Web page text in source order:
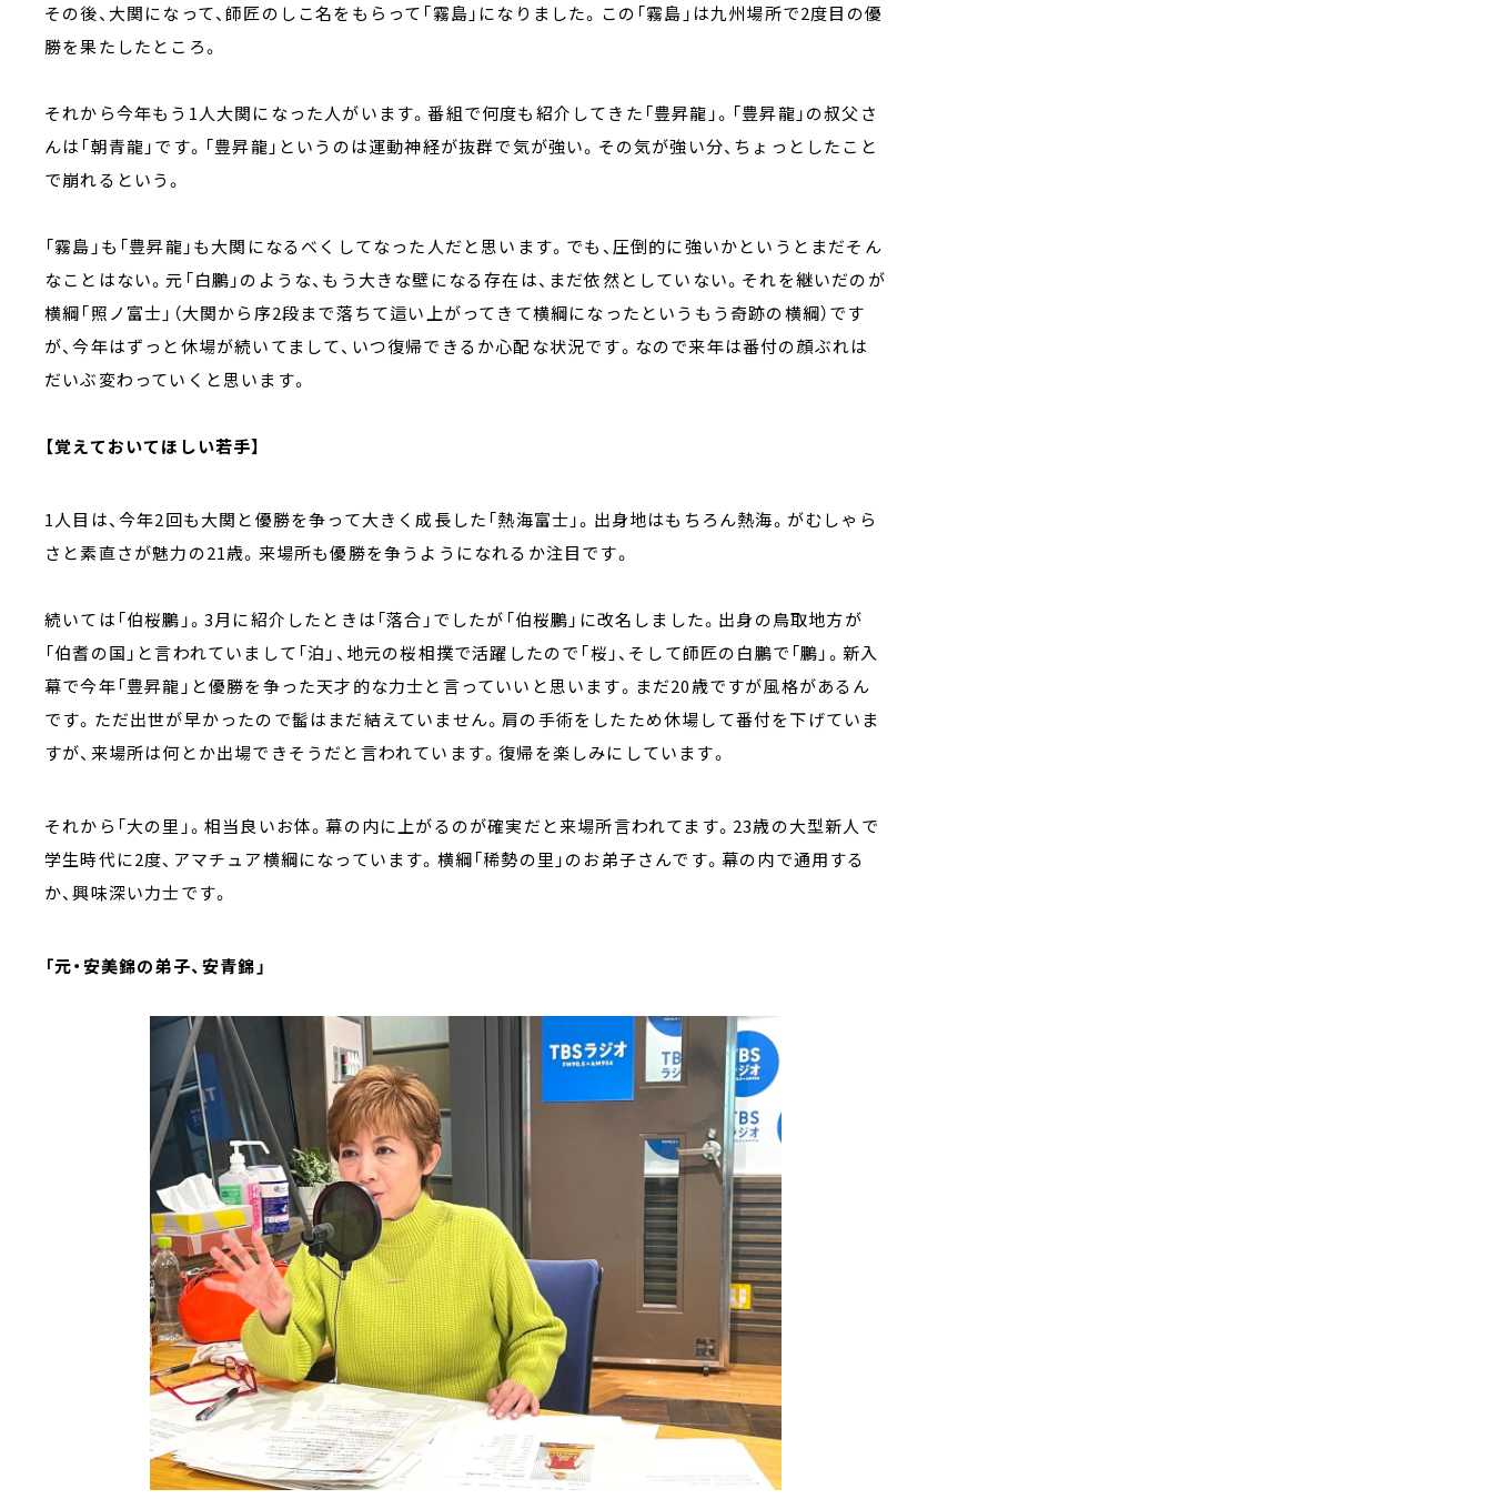
その後、大関になって、師匠のしこ名をもらって「霧島」になりました。この「霧島」は九州場所で2度目の優
勝を果たしたところ。
それから今年もう1人大関になった人がいます。番組で何度も紹介してきた「豊昇龍」。「豊昇龍」の叔父さ
んは「朝青龍」です。「豊昇龍」というのは運動神経が抜群で気が強い。その気が強い分、ちょっとしたこと
で崩れるという。
「霧島」も「豊昇龍」も大関になるべくしてなった人だと思います。でも、圧倒的に強いかというとまだそん
なことはない。元「白鵬」のような、もう大きな壁になる存在は、まだ依然としていない。それを継いだのが
横綱「照ノ富士」（大関から序2段まで落ちて這い上がってきて横綱になったというもう奇跡の横綱）です
が、今年はずっと休場が続いてまして、いつ復帰できるか心配な状況です。なので来年は番付の顔ぶれは
だいぶ変わっていくと思います。
【覚えておいてほしい若手】
1人目は、今年2回も大関と優勝を争って大きく成長した「熱海富士」。出身地はもちろん熱海。がむしゃら
さと素直さが魅力の21歳。来場所も優勝を争うようになれるか注目です。
続いては「伯桜鵬」。3月に紹介したときは「落合」でしたが「伯桜鵬」に改名しました。出身の鳥取地方が
「伯耆の国」と言われていまして「泊」、地元の桜相撲で活躍したので「桜」、そして師匠の白鵬で「鵬」。新入
幕で今年「豊昇龍」と優勝を争った天才的な力士と言っていいと思います。まだ20歳ですが風格があるん
です。ただ出世が早かったので髷はまだ結えていません。肩の手術をしたため休場して番付を下げていま
すが、来場所は何とか出場できそうだと言われています。復帰を楽しみにしています。
それから「大の里」。相当良いお体。幕の内に上がるのが確実だと来場所言われてます。23歳の大型新人で
学生時代に2度、アマチュア横綱になっています。横綱「稀勢の里」のお弟子さんです。幕の内で通用する
か、興味深い力士です。
「元・安美錦の弟子、安青錦」